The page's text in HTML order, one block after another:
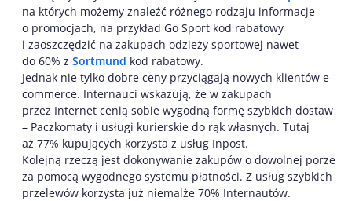
na których możemy znaleźć różnego rodzaju informacje
o promocjach, na przykład Go Sport kod rabatowy
i zaoszczędzić na zakupach odzieży sportowej nawet
do 60% z Sortmund kod rabatowy.
Jednak nie tylko dobre ceny przyciągają nowych klientów e-
commerce. Internauci wskazują, że w zakupach
przez Internet cenią sobie wygodną formę szybkich dostaw
– Paczkomaty i usługi kurierskie do rąk własnych. Tutaj
aż 77% kupujących korzysta z usług Inpost.
Kolejną rzeczą jest dokonywanie zakupów o dowolnej porze
za pomocą wygodnego systemu płatności. Z usług szybkich
przelewów korzysta już niemalże 70% Internautów.